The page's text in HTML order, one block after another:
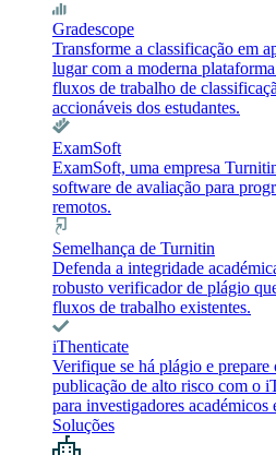
Gradescope
Transforme a classificação em
lugar com a moderna
fluxos de trabalho de
accionáveis dos estudantes.
ExamSoft
ExamSoft, uma empresa
software de avaliação para
remotos.
Semelhança de Turnitin
Defenda a integridade
robusto verificador de plágio
fluxos de trabalho existentes.
iThenticate
Verifique se há plágio e prepare
publicação de alto risco com o
para investigadores académicos
Soluções